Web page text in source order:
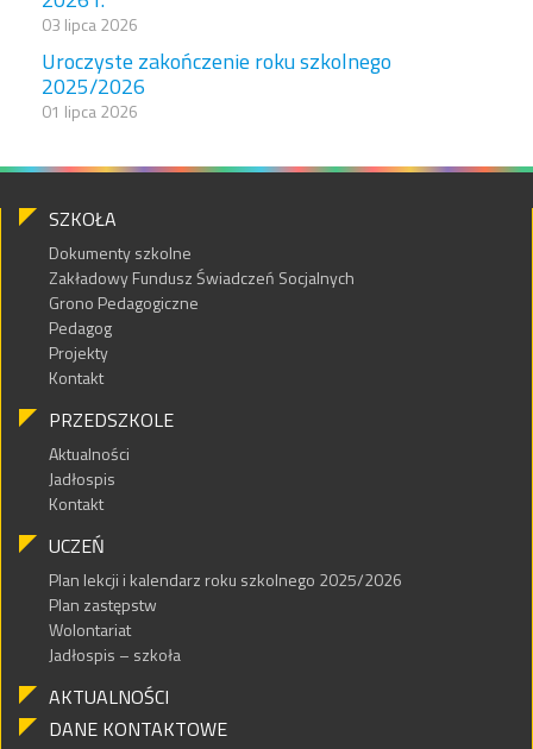
03 lipca 2026
Uroczyste zakończenie roku szkolnego
2025/2026
01 lipca 2026
SZKOŁA
Dokumenty szkolne
Zakładowy Fundusz Świadczeń Socjalnych
Grono Pedagogiczne
Pedagog
Projekty
Kontakt
PRZEDSZKOLE
Aktualności
Jadłospis
Kontakt
UCZEŃ
Plan lekcji i kalendarz roku szkolnego 2025/2026
Plan zastępstw
Wolontariat
Jadłospis – szkoła
AKTUALNOŚCI
DANE KONTAKTOWE